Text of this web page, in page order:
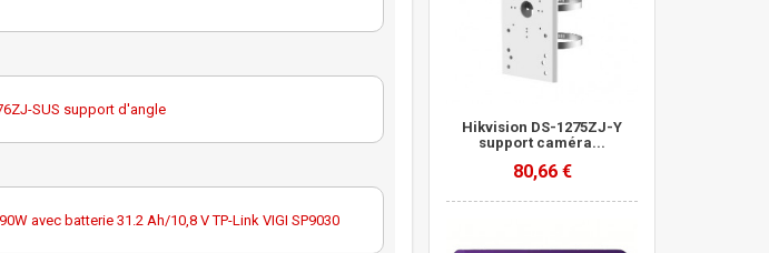
P-Y support d angle en acier inoxydable
SUS support d'angle
SUS support caméra poteau
avec batterie 31.2 Ah/10,8 V TP-Link VIGI SP9030
Hikvision DS-1275ZJ-Y
support caméra...
80,66 €